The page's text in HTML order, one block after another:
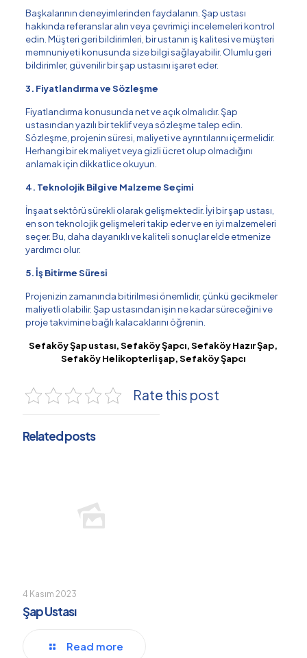
Başkalarının deneyimlerinden faydalanın. Şap ustası
hakkında referanslar alın veya çevrimiçi incelemeleri kontrol
edin. Müşteri geri bildirimleri, bir ustanın iş kalitesi ve müşteri
memnuniyeti konusunda size bilgi sağlayabilir. Olumlu geri
bildirimler, güvenilir bir şap ustasını işaret eder.
3. Fiyatlandırma ve Sözleşme
Fiyatlandırma konusunda net ve açık olmalıdır. Şap
ustasından yazılı bir teklif veya sözleşme talep edin.
Sözleşme, projenin süresi, maliyeti ve ayrıntılarını içermelidir.
Herhangi bir ek maliyet veya gizli ücret olup olmadığını
anlamak için dikkatlice okuyun.
4. Teknolojik Bilgi ve Malzeme Seçimi
İnşaat sektörü sürekli olarak gelişmektedir. İyi bir şap ustası,
en son teknolojik gelişmeleri takip eder ve en iyi malzemeleri
seçer. Bu, daha dayanıklı ve kaliteli sonuçlar elde etmenize
yardımcı olur.
5. İş Bitirme Süresi
Projenizin zamanında bitirilmesi önemlidir, çünkü gecikmeler
maliyetli olabilir. Şap ustasından işin ne kadar süreceğini ve
proje takvimine bağlı kalacaklarını öğrenin.
Sefaköy Şap ustası, Sefaköy Şapcı, Sefaköy Hazır Şap,
Sefaköy Helikopterli şap, Sefaköy Şapcı
Rate this post
Related posts
4 Kasım 2023
Şap Ustası
Read more